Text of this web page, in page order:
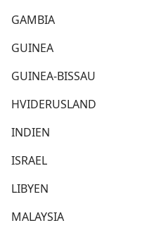
GAMBIA
GUINEA
GUINEA-BISSAU
HVIDERUSLAND
INDIEN
ISRAEL
LIBYEN
MALAYSIA